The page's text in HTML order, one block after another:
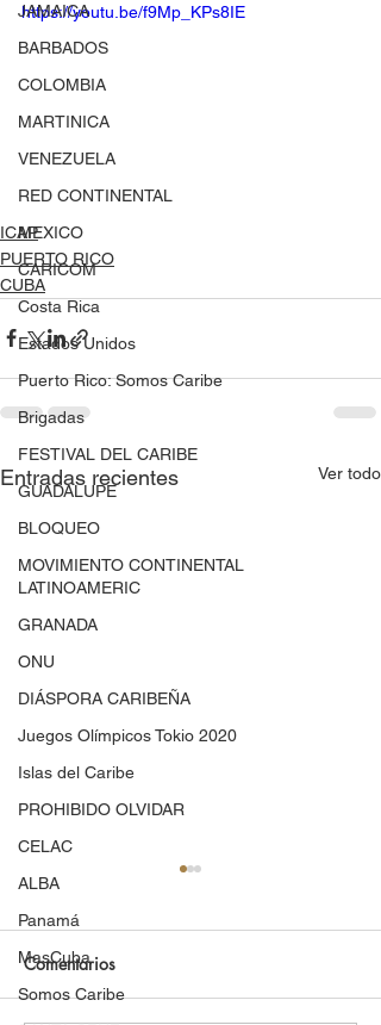
JAMAICA
BARBADOS
COLOMBIA
MARTINICA
VENEZUELA
RED CONTINENTAL
MEXICO
CARICOM
Costa Rica
Estados Unidos
Puerto Rico: Somos Caribe
Brigadas
FESTIVAL DEL CARIBE
GUADALUPE
BLOQUEO
MOVIMIENTO CONTINENTAL
LATINOAMERIC
GRANADA
ONU
DIÁSPORA CARIBEÑA
Juegos Olímpicos Tokio 2020
Islas del Caribe
PROHIBIDO OLVIDAR
CELAC
ALBA
Panamá
MasCuba
Somos Caribe
https://youtu.be/f9Mp_KPs8IE
ICAP
PUERTO RICO
CUBA
Entradas recientes Ver todo
Comentarios